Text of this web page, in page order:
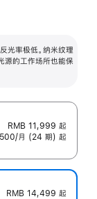
光率极低。纳米纹理
源的工作场所也能保
RMB 11,999 起
月 (24 期) 起
RMB 14,499 起